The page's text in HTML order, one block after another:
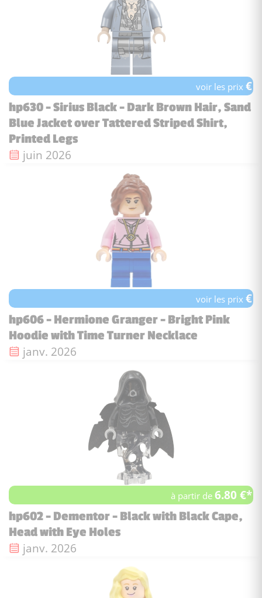
voir les prix€
hp630 - Sirius Black - Dark Brown Hair, Sand
Blue Jacket over Tattered Striped Shirt,
Printed Legs
Date de sortie :
juin 2026
voir les prix€
hp606 - Hermione Granger - Bright Pink
Hoodie with Time Turner Necklace
Date de sortie :
janv. 2026
à partir de6.80 €*
hp602 - Dementor - Black with Black Cape,
Head with Eye Holes
Date de sortie :
janv. 2026